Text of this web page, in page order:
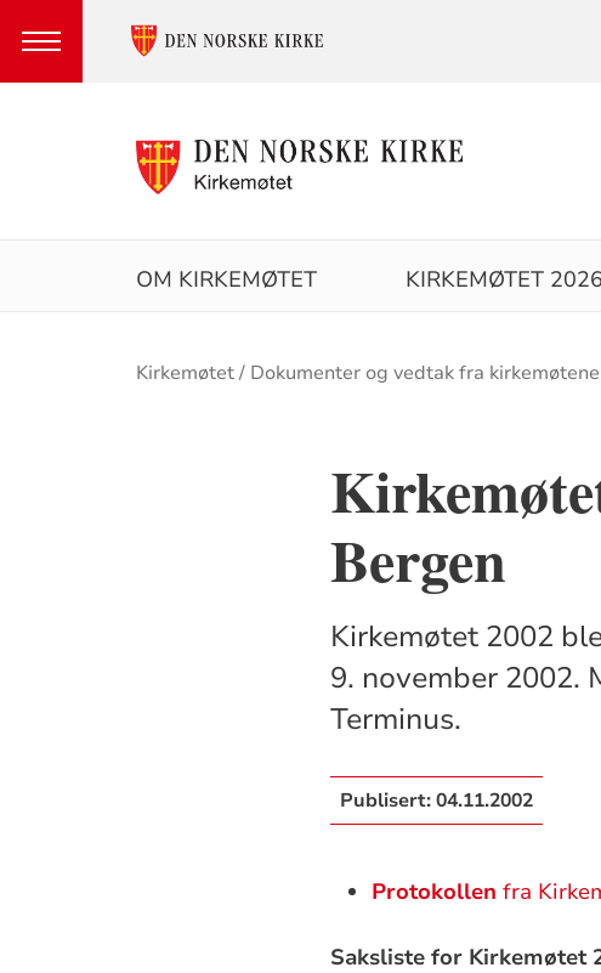
Hovedmeny
OM KIRKEMØTET KIRKEMØTET 2026
Brødsmulesti
Kirkemøtet Dokumenter og vedtak fra kirkemøtene
Bergen
Kirkemøtet 2002
9. november
Terminus.
Publisert:04.11.2002
Protokollen fra
Saksliste for Kirkemøtet